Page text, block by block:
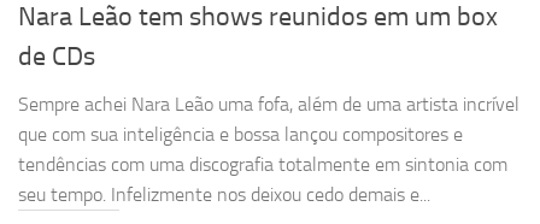
Nara Leão tem shows reunidos em um box
de CDs
Sempre achei Nara Leão uma fofa, além de uma artista incrível
que com sua inteligência e bossa lançou compositores e
tendências com uma discografia totalmente em sintonia com
seu tempo. Infelizmente nos deixou cedo demais e...